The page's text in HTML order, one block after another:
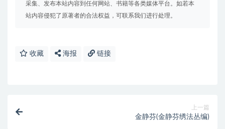
采集、发布本站内容到任何网站、书籍等各类媒体平台。如若本
站内容侵犯了原著者的合法权益，可联系我们进行处理。
收藏 海报 链接
上一篇
金静芬(金静芬绣法丛编)